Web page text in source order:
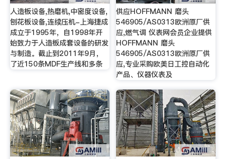
人造板设备,热磨机,中密度设备,
刨花板设备,连续压机-上海捷成
成立于1995年，自1998年开
始致力于人造板成套设备的研发
与制造。截止到2011年9月，
了近150条MDF生产线和多条
供应HOFFMANN 磨头
546905/AS0313欧洲原厂供
应,燃气调 仪表网会员企业提供
HOFFMANN 磨头
546905/AS0313欧洲原厂供
应,专业采购欧美日工控自动化
产品、仪器仪表及